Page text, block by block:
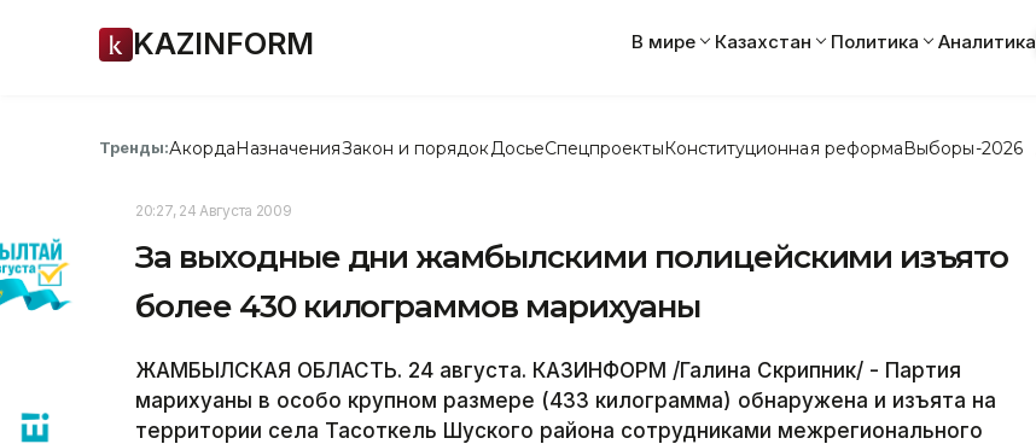
KAZINFORM В мире Казахстан Политика Аналитика
Тренды:АкордаНазначенияЗакон и порядок ДосьеСпецпроектыКонституционная реформаВыборы-2026
20:27, 24 Августа 2009
За выходные дни жамбылскими полицейскими изъято
более 430 килограммов марихуаны
ЖАМБЫЛСКАЯ ОБЛАСТЬ. 24 августа. КАЗИНФОРМ /Галина Скрипник/ - Партия
марихуаны в особо крупном размере (433 килограмма) обнаружена и изъята на
территории села Тасоткель Шуского района сотрудниками межрегионального